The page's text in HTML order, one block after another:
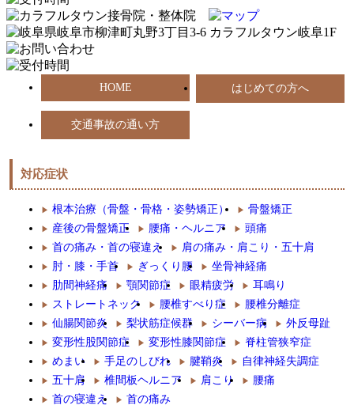
HOME はじめての方へ
交通事故の通い方
対応症状
根本治療（骨盤・骨格・姿勢矯正）
骨盤矯正
産後の骨盤矯正
腰痛・ヘルニア
頭痛
首の痛み・首の寝違え
肩の痛み・肩こり・五十肩
肘・膝・手首
ぎっくり腰
坐骨神経痛
肋間神経痛
顎関節症 眼精疲労
耳鳴り
ストレートネック
腰椎すべり症
腰椎分離症
仙腸関節炎
梨状筋症候群 シーバー病
外反母趾
変形性股関節症
変形性膝関節症
脊柱管狭窄症
めまい
手足のしびれ 腱鞘炎
自律神経失調症
五十肩
椎間板ヘルニア 肩こり
腰痛
首の寝違え
首の痛み